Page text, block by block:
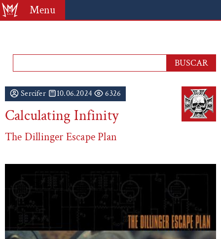
Menu
Sercifer 10.06.2024 6326
Calculating Infinity
The Dillinger Escape Plan